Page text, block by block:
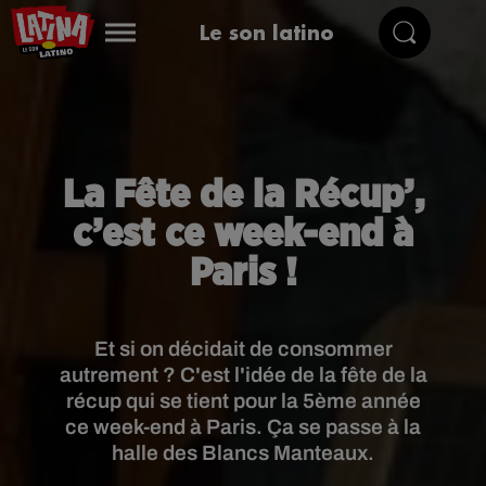
Le son latino
La Fête de la Récup’,
c’est ce week-end à
Paris !
Et si on décidait de consommer
autrement ? C'est l'idée de la fête de la
récup qui se tient pour la 5ème année
ce week-end à Paris. Ça se passe à la
halle des Blancs Manteaux.